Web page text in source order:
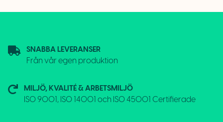
SNABBA LEVERANSER
Från vår egen produktion
MILJÖ, KVALITÉ & ARBETSMILJÖ
ISO 9001, ISO 14001 och ISO 45001 Certifierade